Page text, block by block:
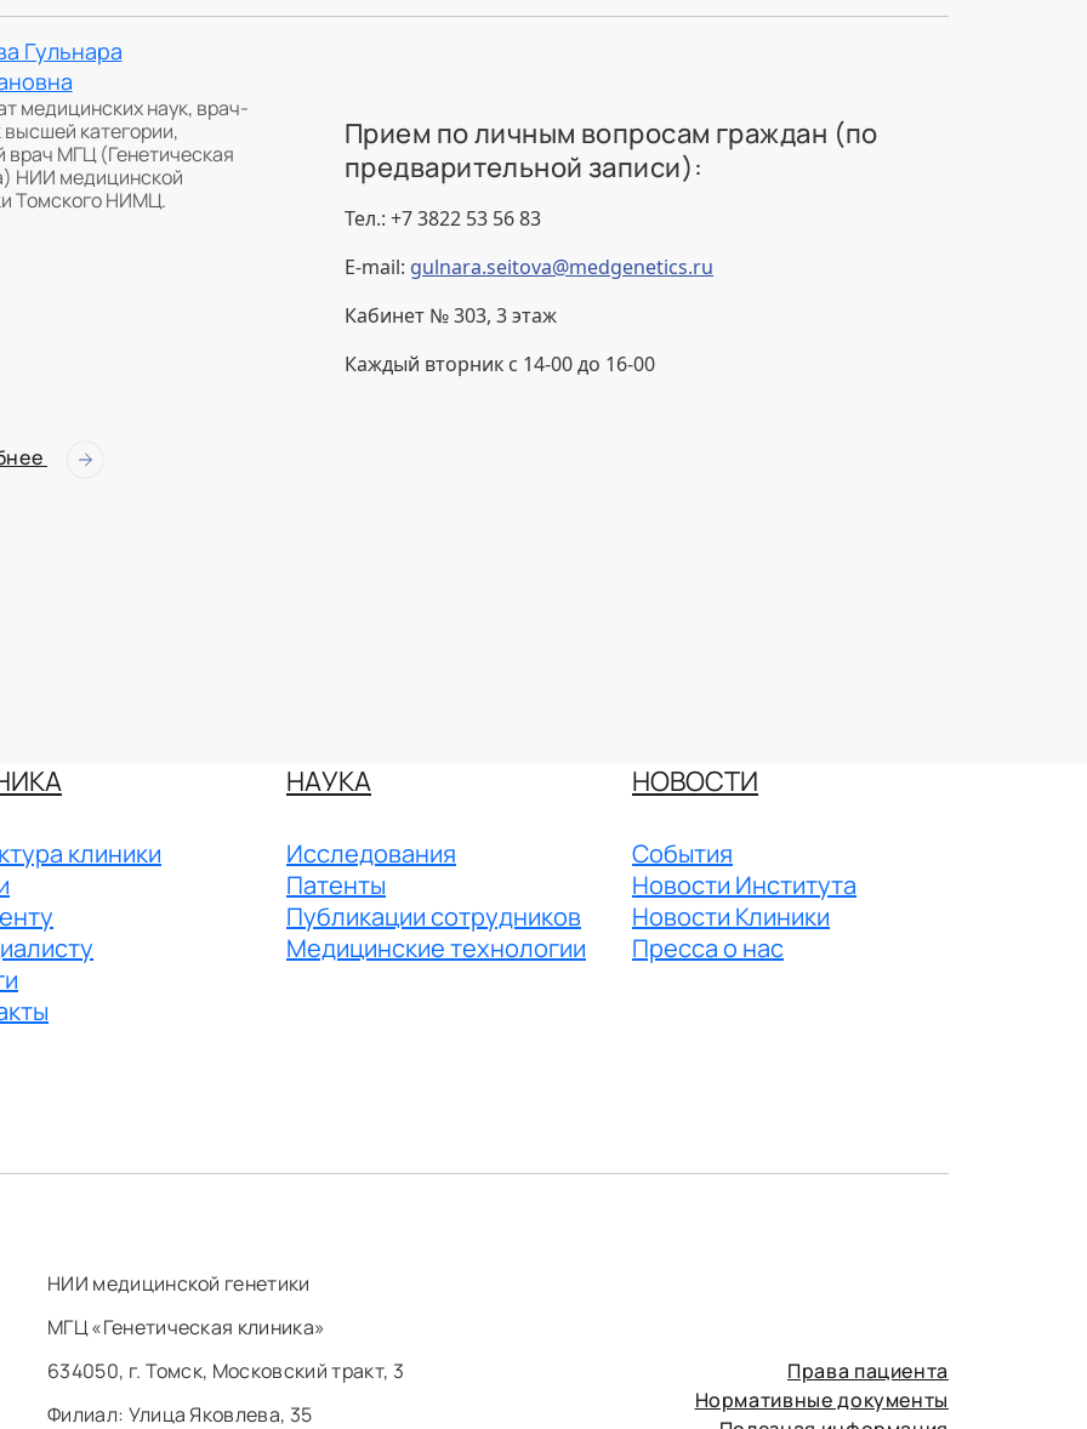
Гульнара
медицинских наук, врач-
высшей категории,
врач МГЦ (Генетическая
НИИ медицинской
Томского НИМЦ.
Прием по личным вопросам граждан (по
предварительной записи):
Тел.: +7 3822 53 56 83
E-mail: gulnara.seitova@medgenetics.ru
Кабинет № 303, 3 этаж
Каждый вторник с 14-00 до 16-00
клиники
НАУКА
Исследования
Патенты
Публикации сотрудников
Медицинские технологии
НОВОСТИ
События
Новости Института
Новости Клиники
Пресса о нас
НИИ медицинской генетики
МГЦ «Генетическая клиника»
634050, г. Томск, Московский тракт, 3
Филиал: ​Улица Яковлева, 35
Права пациента
Нормативные документы